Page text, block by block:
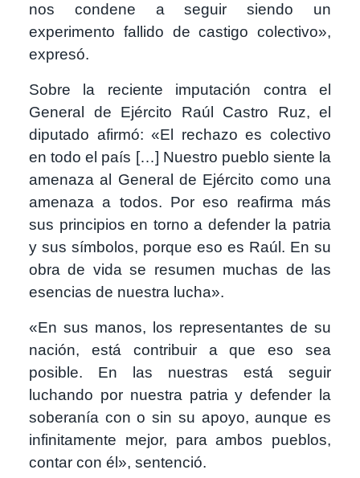
nos condene a seguir siendo un
experimento fallido de castigo colectivo»,
expresó.
Sobre la reciente imputación contra el
General de Ejército Raúl Castro Ruz, el
diputado afirmó: «El rechazo es colectivo
en todo el país […] Nuestro pueblo siente la
amenaza al General de Ejército como una
amenaza a todos. Por eso reafirma más
sus principios en torno a defender la patria
y sus símbolos, porque eso es Raúl. En su
obra de vida se resumen muchas de las
esencias de nuestra lucha».
«En sus manos, los representantes de su
nación, está contribuir a que eso sea
posible. En las nuestras está seguir
luchando por nuestra patria y defender la
soberanía con o sin su apoyo, aunque es
infinitamente mejor, para ambos pueblos,
contar con él», sentenció.